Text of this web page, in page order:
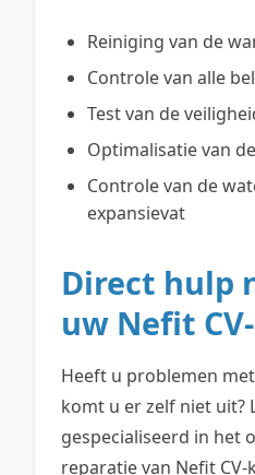
Reiniging van de
Controle van alle
Test van de
Optimalisatie van
Controle van de
expansievat
Direct hulp
uw Nefit
Heeft u problemen
komt u er zelf niet uit?
gespecialiseerd in het
reparatie van Nefit